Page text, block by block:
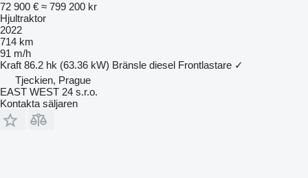
72 900 € ≈ 799 200 kr
Hjultraktor
2022
714 km
91 m/h
Kraft 86.2 hk (63.36 kW) Bränsle diesel Frontlastare ✓
Tjeckien, Prague
EAST WEST 24 s.r.o.
Kontakta säljaren